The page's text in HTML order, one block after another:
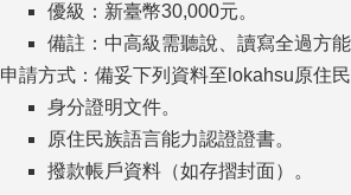
優級：新臺幣30,000元。
備註：中高級需聽說、讀寫全過方能
申請方式：備妥下列資料至lokahsu原住
身分證明文件。
原住民族語言能力認證證書。
撥款帳戶資料（如存摺封面）。